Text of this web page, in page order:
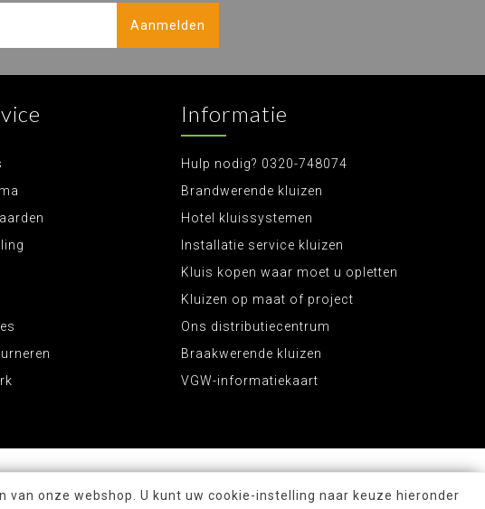
Aanmelden
Informatie
Hulp nodig? 0320-748074
Brandwerende kluizen
Hotel kluissystemen
Installatie service kluizen
Kluis kopen waar moet u opletten
Kluizen op maat of project
Ons distributiecentrum
Braakwerende kluizen
VGW-informatiekaart
onze webshop. U kunt uw cookie-instelling naar keuze hieronder